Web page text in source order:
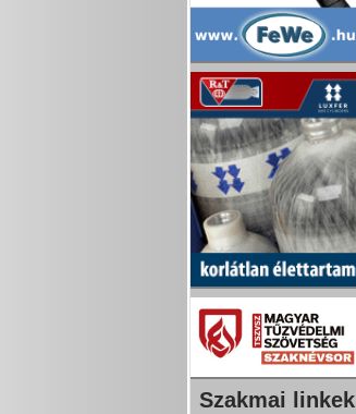
Szakmai linkek